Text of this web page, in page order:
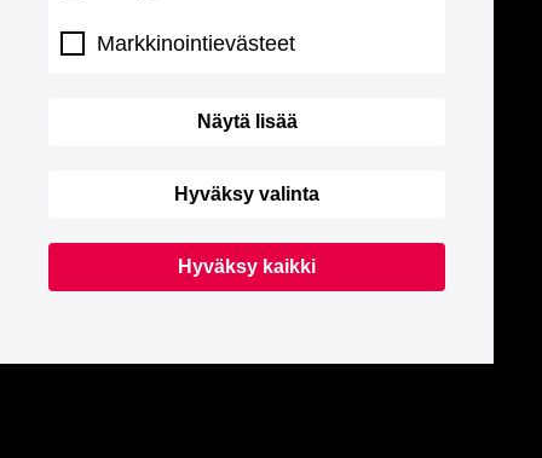
Markkinointievästeet
Näytä lisää
Hyväksy valinta
Hyväksy kaikki